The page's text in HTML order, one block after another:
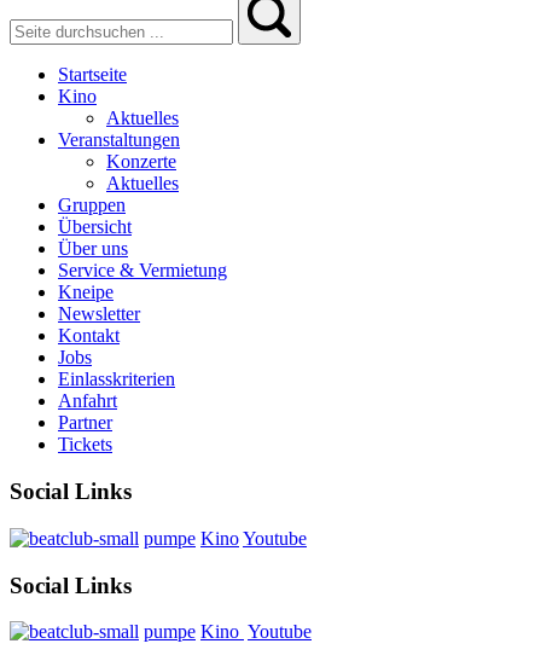
Startseite
Kino
Aktuelles
Veranstaltungen
Konzerte
Aktuelles
Gruppen
Übersicht
Über uns
Service & Vermietung
Kneipe
Newsletter
Kontakt
Jobs
Einlasskriterien
Anfahrt
Partner
Tickets
Social Links
pumpe KinoYoutube
Social Links
pumpe Kino Youtube